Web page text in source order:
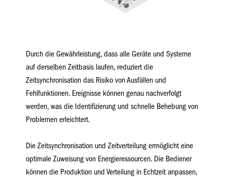
Durch die Gewährleistung, dass alle Geräte und Systeme
auf derselben Zeitbasis laufen, reduziert die
Zeitsynchronisation das Risiko von Ausfällen und
Fehlfunktionen. Ereignisse können genau nachverfolgt
werden, was die Identifizierung und schnelle Behebung von
Problemen erleichtert.
Die Zeitsynchronisation und Zeitverteilung ermöglicht eine
optimale Zuweisung von Energieressourcen. Die Bediener
können die Produktion und Verteilung in Echtzeit anpassen,